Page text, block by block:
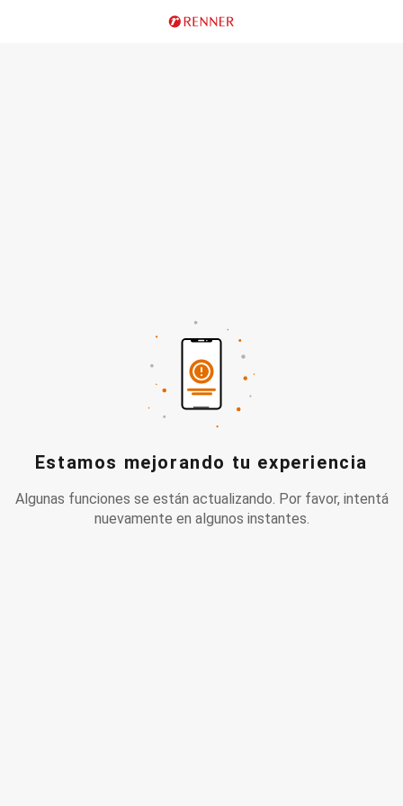
Estamos mejorando tu experiencia
Algunas funciones se están actualizando. Por favor, intentá
nuevamente en algunos instantes.